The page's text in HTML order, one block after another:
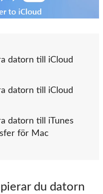
datorn till iCloud
datorn till iCloud
datorn till iTunes
för Mac
du datorn